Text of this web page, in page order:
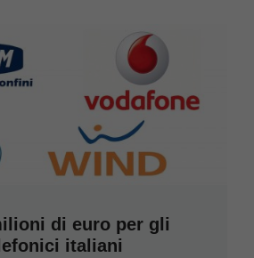
di euro per gli
italiani